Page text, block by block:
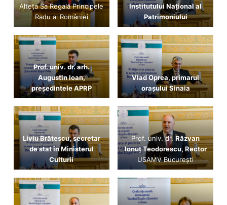
Alteța Sa Regală Principele
Radu al României
Institutului Național al
Patrimoniului
Prof. univ. dr. arh.
Augustin Ioan,
președintele APRP
Vlad Oprea, primarul
orașului Sinaia
Liviu Brătescu, secretar
de stat în Ministerul
Culturii
Prof. univ. dr.Răzvan
Ionuț Teodorescu, Rector
USAMV București